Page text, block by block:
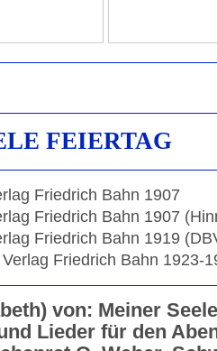
FEIERTAG
Friedrich Bahn 1907
Friedrich Bahn 1907
Friedrich Bahn 1919
Friedrich Bahn 1923-
von: Meiner
Lieder für den